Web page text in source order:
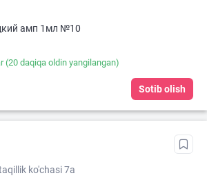
амп 1мл №10
(20 daqiqa oldin yangilangan)
Sotib olish
ko'chasi 7a